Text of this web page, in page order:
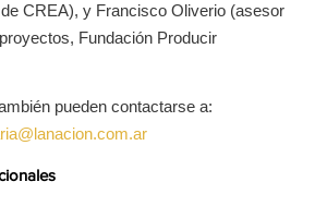
CREA), y Francisco Oliverio (asesor
Fundación Producir
pueden contactarse a: